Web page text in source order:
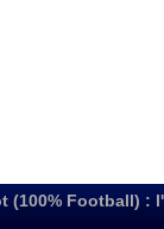
(100% Football) :